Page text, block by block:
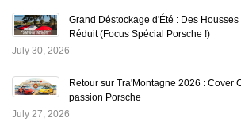
Grand Déstockage d'Été : Des
Réduit (Focus Spécial Porsche !)
July 30, 2026
Retour sur Tra'Montagne 2026 : Cover
passion Porsche
July 27, 2026